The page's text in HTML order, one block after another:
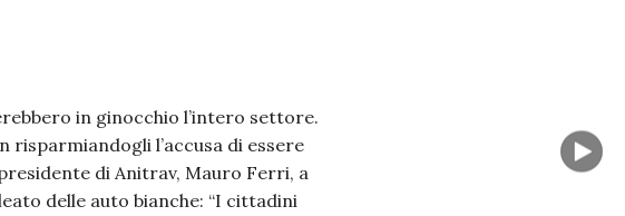
in ginocchio l’intero settore.
risparmiandogli l’accusa di essere
di Anitrav, Mauro Ferri, a
delle auto bianche: “I cittadini